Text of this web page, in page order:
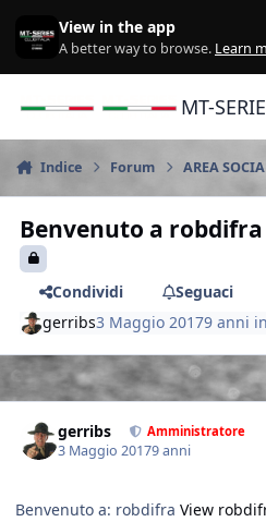
View in the app
A better way to browse. Learn
MT-
Indice Forum AREA
Benvenuto a robdifra
Condividi
Seguaci
gerribs3 Maggio 20179 anni in
gerribs Amministratore
3 Maggio 20179 anni
Benvenuto a: robdifra View